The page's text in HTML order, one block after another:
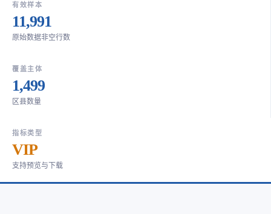
有效样本
11,991
原始数据非空行数
覆盖主体
1,499
区县数量
指标类型
VIP
支持预览与下载